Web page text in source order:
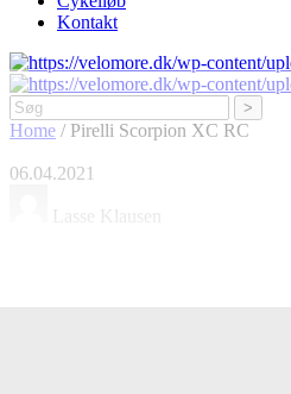
Kontakt
Søg
Home / Pirelli Scorpion XC RC
06.04.2021
Lasse Klausen